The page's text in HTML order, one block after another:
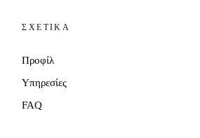
ΣΧΕΤΙΚΑ
Προφίλ
Υπηρεσίες
FAQ